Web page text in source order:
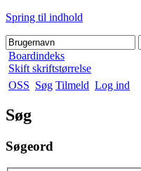
Spring til indhold
Boardindeks
Skift skriftstørrelse
OSS Søg Tilmeld Log ind
Søg
Søgeord